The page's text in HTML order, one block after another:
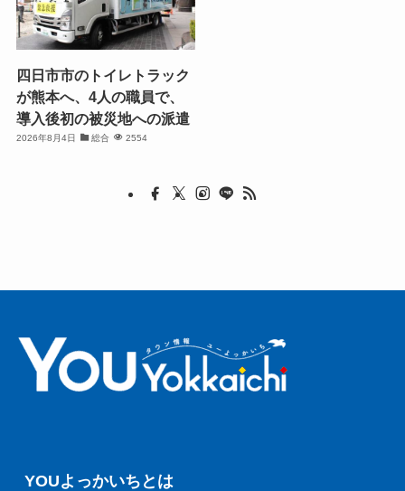
四日市市のトイレトラック
が熊本へ、4人の職員で、
導入後初の被災地への派遣
2026年8月4日 総合 2554
YOUよっかいちとは